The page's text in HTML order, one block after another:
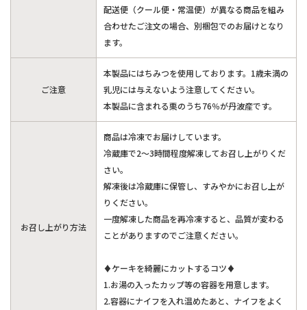
配送便（クール便・常温便）が異なる商品を組み
合わせたご注文の場合、別梱包でのお届けとなり
ます。
ご注意
本製品にはちみつを使用しております。1歳未満の
乳児には与えないよう注意してください。
本製品に含まれる栗のうち76％が丹波産です。
お召し上がり方法
商品は冷凍でお届けしています。
冷蔵庫で2～3時間程度解凍してお召し上がりくだ
さい。
解凍後は冷蔵庫に保管し、すみやかにお召し上が
りください。
一度解凍した商品を再冷凍すると、品質が変わる
ことがありますのでご注意ください。
♦ケーキを綺麗にカットするコツ♦
1.お湯の入ったカップ等の容器を用意します。
2.容器にナイフを入れ温めたあと、ナイフをよく